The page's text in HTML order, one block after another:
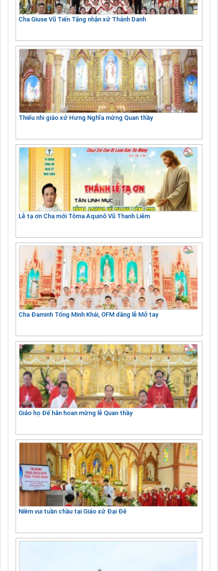
Cha Giuse Vũ Tiến Tặng nhận xứ Thánh Danh
Thiếu nhi giáo xứ Hưng Nghĩa mừng Quan thầy
Lễ tạ ơn Cha mới Tôma Aquinô Vũ Thanh Liêm
Cha Đaminh Tống Minh Khái, OFM dâng lễ Mở tay
Giáo họ Đế hân hoan mừng lễ Quan thầy
Niềm vui tuần chầu tại Giáo xứ Đại Đê